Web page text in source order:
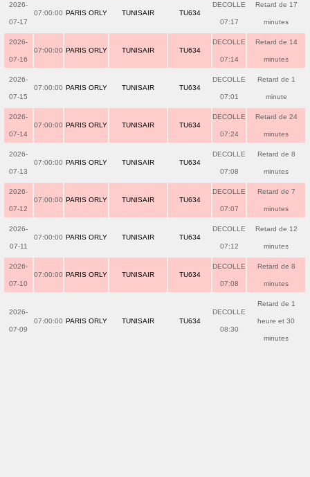
2026-
07-17
07:00:00 PARIS ORLY TUNISAIR TU634
DECOLLE
07:17
Retard de 17
minutes
2026-
07-16
07:00:00 PARIS ORLY TUNISAIR TU634
DECOLLE
07:14
Retard de 14
minutes
2026-
07-15
07:00:00 PARIS ORLY TUNISAIR TU634
DECOLLE
07:01
Retard de 1
minute
2026-
07-14
07:00:00 PARIS ORLY TUNISAIR TU634
DECOLLE
07:24
Retard de 24
minutes
2026-
07-13
07:00:00 PARIS ORLY TUNISAIR TU634
DECOLLE
07:08
Retard de 8
minutes
2026-
07-12
07:00:00 PARIS ORLY TUNISAIR TU634
DECOLLE
07:07
Retard de 7
minutes
2026-
07-11
07:00:00 PARIS ORLY TUNISAIR TU634
DECOLLE
07:12
Retard de 12
minutes
2026-
07-10
07:00:00 PARIS ORLY TUNISAIR TU634
DECOLLE
07:08
Retard de 8
minutes
2026-
07-09
07:00:00 PARIS ORLY TUNISAIR TU634
DECOLLE
08:30
Retard de 1
heure et 30
minutes